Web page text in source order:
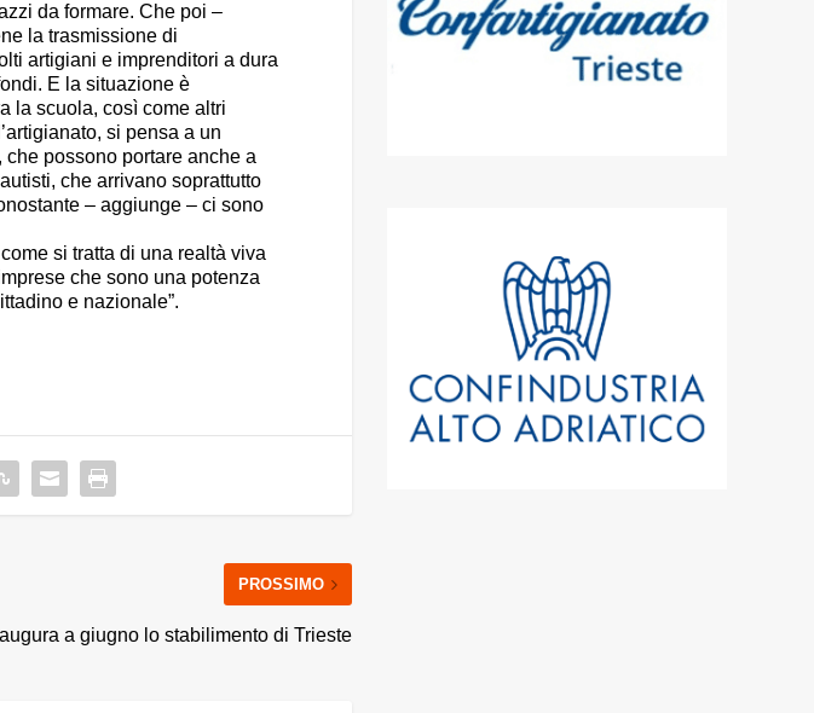
da formare. Che poi –
la trasmissione di
artigiani e imprenditori a dura
E la situazione è
la scuola, così come altri
si pensa a un
possono portare anche a
che arrivano soprattutto
– aggiunge – ci sono
si tratta di una realtà viva
che sono una potenza
e nazionale”.
PROSSIMO
a giugno lo stabilimento di Trieste